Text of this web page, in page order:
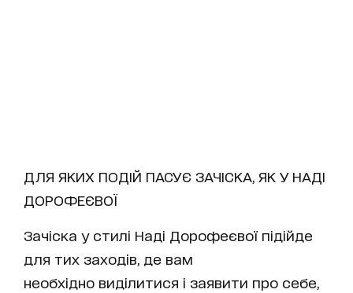
ДЛЯ ЯКИХ ПОДІЙ ПАСУЄ ЗАЧІСКА, ЯК У НАДІ
ДОРОФЕЄВОЇ
Зачіска у стилі Наді Дорофеєвої підійде
для тих заходів, де вам
необхідно виділитися і заявити про себе,